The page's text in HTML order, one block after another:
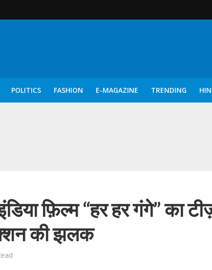
POLITICS FASHION E-MAGAZINE TRENDING
फ़िल्म “हर हर गंगे” का
की झलक